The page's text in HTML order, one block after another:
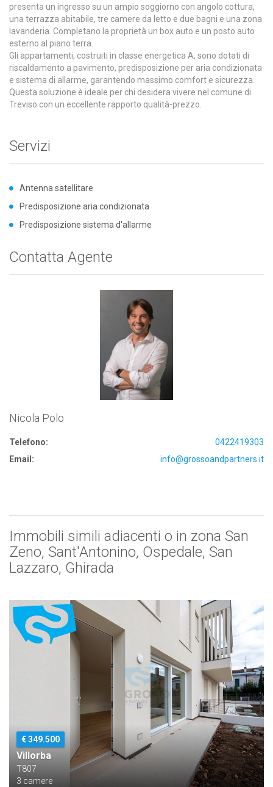
presenta un ingresso su un ampio soggiorno con angolo cottura,
una terrazza abitabile, tre camere da letto e due bagni e una zona
lavanderia. Completano la proprietà un box auto e un posto auto
esterno al piano terra.
Gli appartamenti, costruiti in classe energetica A, sono dotati di
riscaldamento a pavimento, predisposizione per aria condizionata
e sistema di allarme, garantendo massimo comfort e sicurezza.
Questa soluzione è ideale per chi desidera vivere nel comune di
Treviso con un eccellente rapporto qualità-prezzo.
Servizi
Antenna satellitare
Predisposizione aria condizionata
Predisposizione sistema d'allarme
Contatta Agente
Nicola Polo
Telefono:
0422419303
Email:
info@grossoandpartners.it
Immobili simili adiacenti o in zona San
Zeno, Sant'Antonino, Ospedale, San
Lazzaro, Ghirada
€ 349.500
Villorba
T807
3 camere